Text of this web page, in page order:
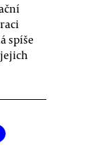
spíše